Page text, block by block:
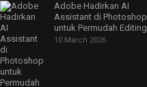
Adobe Hadirkan AI
Assistant di Photoshop
untuk Permudah Editing
10 March 2026